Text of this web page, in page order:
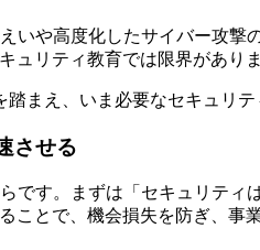
いや高度化したサイバー攻
ュリティ教育では限界があり
まえ、いま必要なセキュリテ
させる
です。まずは「セキュリテ
とで、機会損失を防ぎ、事